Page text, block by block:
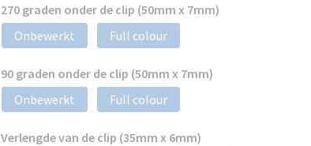
270 graden onder de clip (50mm x 7mm)
Onbewerkt
Full colour
90 graden onder de clip (50mm x 7mm)
Onbewerkt
Full colour
Verlengde van de clip (35mm x 6mm)